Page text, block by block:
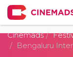
Cinemads
Bengaluru